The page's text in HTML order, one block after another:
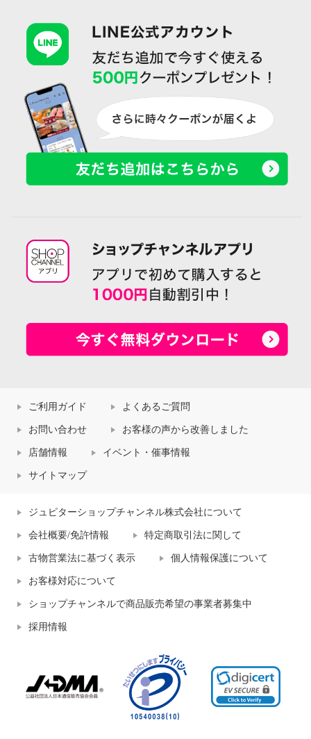
ご利用ガイド よくあるご質問
お問い合わせ お客様の声から改善しました
店舗情報 イベント・催事情報
サイトマップ
ジュピターショップチャンネル株式会社について
会社概要/免許情報 特定商取引法に関して
古物営業法に基づく表示 個人情報保護について
お客様対応について
ショップチャンネルで商品販売希望の事業者募集中
採用情報